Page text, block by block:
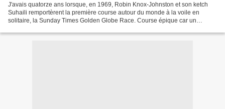
J'avais quatorze ans lorsque, en 1969, Robin Knox-Johnston et son ketch
Suhaili remportèrent la première course autour du monde à la voile en
solitaire, la Sunday Times Golden Globe Race. Course épique car un